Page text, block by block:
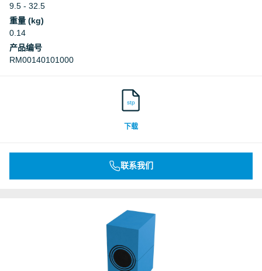
9.5 - 32.5
重量 (kg)
0.14
产品编号
RM00140101000
stp
下载
联系我们